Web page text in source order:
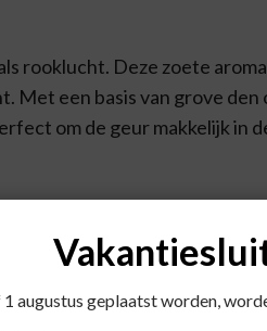
rooklucht. Deze zoete
een basis van grove
om de geur makkelijk in
martinii var.
augustus geplaatst worden,